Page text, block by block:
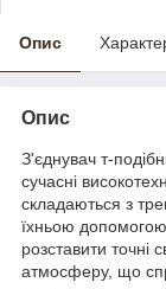
Опис
Опис
З'єднувач т-
сучасні
складаються з
їхньою
розставити точні
атмосферу, що